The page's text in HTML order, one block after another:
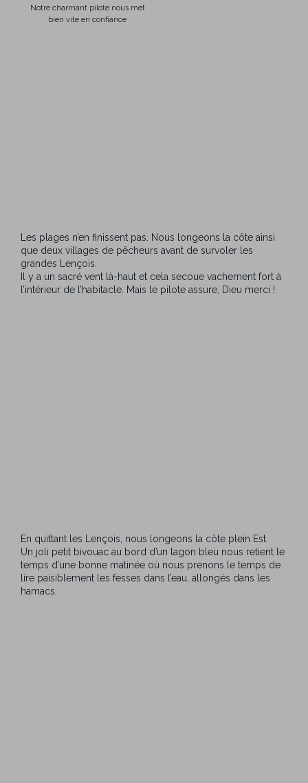
Notre charmant pilote nous met
bien vite en confiance
Les plages n’en finissent pas. Nous longeons la côte ainsi
que deux villages de pêcheurs avant de survoler les
grandes Lençois.
Il y a un sacré vent là-haut et cela secoue vachement fort à
l’intérieur de l’habitacle. Mais le pilote assure, Dieu merci !
En quittant les Lençois, nous longeons la côte plein Est.
Un joli petit bivouac au bord d’un lagon bleu nous retient le
temps d’une bonne matinée où nous prenons le temps de
lire paisiblement les fesses dans l’eau, allongés dans les
hamacs.